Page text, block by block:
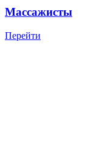
Массажисты
Перейти